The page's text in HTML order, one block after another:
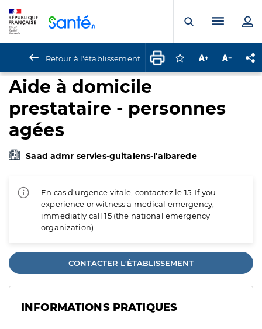
Ouvrir laMenu
Retour à l'établissement Connectez-vous
Augmenter la
Aide à domicile
prestataire - personnes
agées
Saad admr servies-guitalens-l'albarede
En cas d'urgence vitale, contactez le 15. If you
experience or witness a medical emergency,
immediatly call 15 (the national emergency
organization).
CONTACTER L'ÉTABLISSEMENT
INFORMATIONS PRATIQUES